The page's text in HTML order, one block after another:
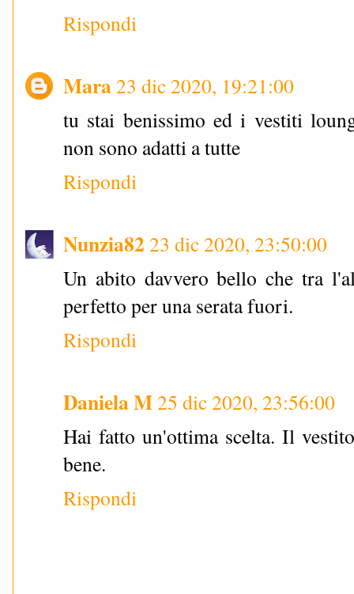
Rispondi
Mara 23 dic 2020, 19:21:00
tu stai benissimo ed i vestiti
non sono adatti a tutte
Rispondi
Nunzia82 23 dic 2020, 23:50:00
Un abito davvero bello che tra
perfetto per una serata fuori.
Rispondi
Daniela M 25 dic 2020, 23:56:00
Hai fatto un'ottima scelta. Il
bene.
Rispondi